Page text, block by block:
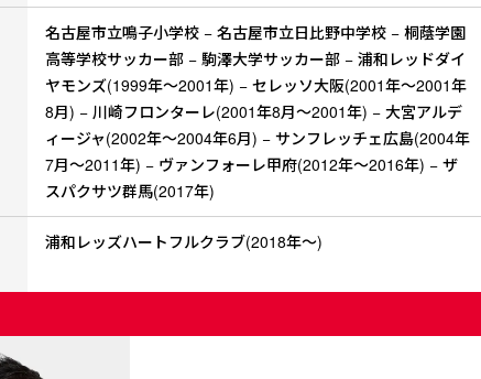
名古屋市立鳴子小学校 − 名古屋市立日比野中学校 − 桐蔭学園
高等学校サッカー部 − 駒澤大学サッカー部 − 浦和レッドダイ
ヤモンズ(1999年～2001年) − セレッソ大阪(2001年～2001年
8月) − 川崎フロンターレ(2001年8月～2001年) − 大宮アルデ
ィージャ(2002年～2004年6月) − サンフレッチェ広島(2004年
7月～2011年) − ヴァンフォーレ甲府(2012年～2016年) − ザ
スパクサツ群馬(2017年)
浦和レッズハートフルクラブ(2018年～)